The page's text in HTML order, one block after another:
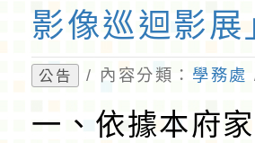
影像巡迴影
報各1份
公告 / 內容分類： 學務處
一、依據本府